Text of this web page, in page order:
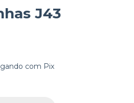
J43
com Pix